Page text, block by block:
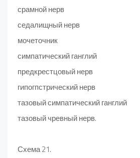
срамной нерв
седалищный нерв
мочеточник
симпатический ганглий
предкрестцовый нерв
гипогпстрический нерв
тазовый симпатический ганглий
тазовый чревный нерв.
Схема 21.